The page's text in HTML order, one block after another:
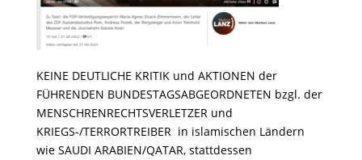
KEINE DEUTLICHE KRITIK und AKTIONEN der
FÜHRENDEN BUNDESTAGSABGEORDNETEN bzgl. der
MENSCHRENRECHTSVERLETZER und
KRIEGS-/TERRORTREIBER in islamischen Ländern
wie SAUDI ARABIEN/QATAR, stattdessen